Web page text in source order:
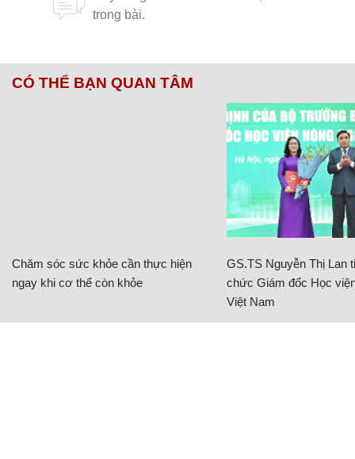
CÓ THỂ BẠN QUAN TÂM
Chăm sóc sức khỏe cần thực hiện
ngay khi cơ thể còn khỏe
GS.TS Nguyễn Thị Lan
chức Giám đốc Học
Việt Nam